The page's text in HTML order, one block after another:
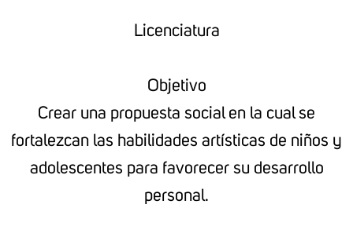
Licenciatura
Objetivo
Crear una propuesta social en la cual se
fortalezcan las habilidades artísticas de niños y
adolescentes para favorecer su desarrollo
personal.